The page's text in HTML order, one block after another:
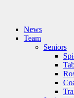
News
Team
Seniors